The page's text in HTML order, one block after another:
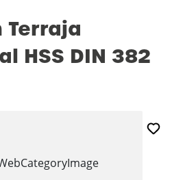
Terraja
HSS DIN 382